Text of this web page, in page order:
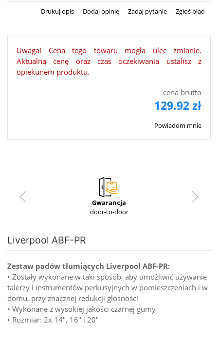
Drukuj opis Dodaj opinię Zadaj pytanie Zgłoś błąd
Uwaga! Cena tego towaru mogła ulec zmianie.
Aktualną cenę oraz czas oczekiwania ustalisz z
opiekunem produktu.
cena brutto
129.92 zł
Powiadom mnie
Gwarancja
door-to-door
Liverpool ABF-PR
Zestaw padów tłumiących Liverpool ABF-PR:
• Zostały wykonane w taki sposób, aby umożliwić używanie
talerzy i instrumentów perkusyjnych w pomieszczeniach i w
domu, przy znacznej redukcji głośności
• Wykonane z wysokiej jakości czarnej gumy
• Rozmiar: 2x 14", 16" i 20"